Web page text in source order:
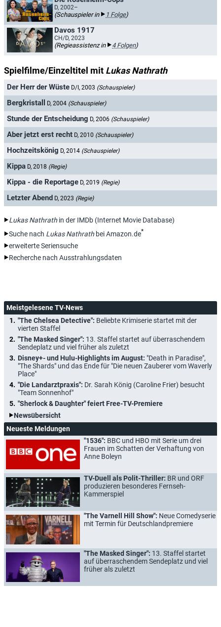
D, 2002–
(Schauspieler in 1 Folge)
Davos 1917
CH/D, 2023
(Regieassistenz in 4 Folgen)
Spielfilme/Einzeltitel mit Lukas Nathrath
Der Herr der Wüste D/I, 2003 (Schauspieler)
Bergkristall D, 2004 (Schauspieler)
Stunde der Entscheidung D, 2006 (Schauspieler)
Aber jetzt erst recht D, 2010 (Schauspieler)
Hochzeitskönig D, 2014 (Schauspieler)
Kippa D, 2018 (Regie)
Kippa - die Reportage D, 2019 (Regie)
Letzter Abend D, 2023 (Regie)
Lukas Nathrath in der IMDb (Internet Movie Database)
Suche nach Lukas Nathrath bei Amazon.de*
erweiterte Seriensuche
Recherche nach Ausstrahlungsdaten
Meistgelesene TV-News
"The Chelsea Detective": Beliebte Krimiserie startet mit der
vierten Staffel
"The Masked Singer": 13. Staffel startet auf überraschendem
Sendeplatz und viel früher als zuletzt
Disney+- und Hulu-Highlights im August: "Death in Paradise",
"The Shards" und das Ende für "Die neuen Zauberer vom Waverly
Place"
"Die Landarztpraxis": Dr. Sarah König (Caroline Frier) besucht
"Team Sonnenhof"
"Sherlock & Daughter" feiert Free-TV-Premiere
Newsübersicht
Neueste Meldungen
"1536": BBC und HBO mit Serie um drei
Frauen im Schatten der Verhaftung von
Anne Boleyn
TV-Duell als Polit-Thriller: BR und ORF
produzieren besonderes Fernseh-
Kammerspiel
"The Varnell Hill Show": Neue Comedyserie
mit Termin für Deutschlandpremiere
"The Masked Singer": 13. Staffel startet
auf überraschendem Sendeplatz und viel
früher als zuletzt